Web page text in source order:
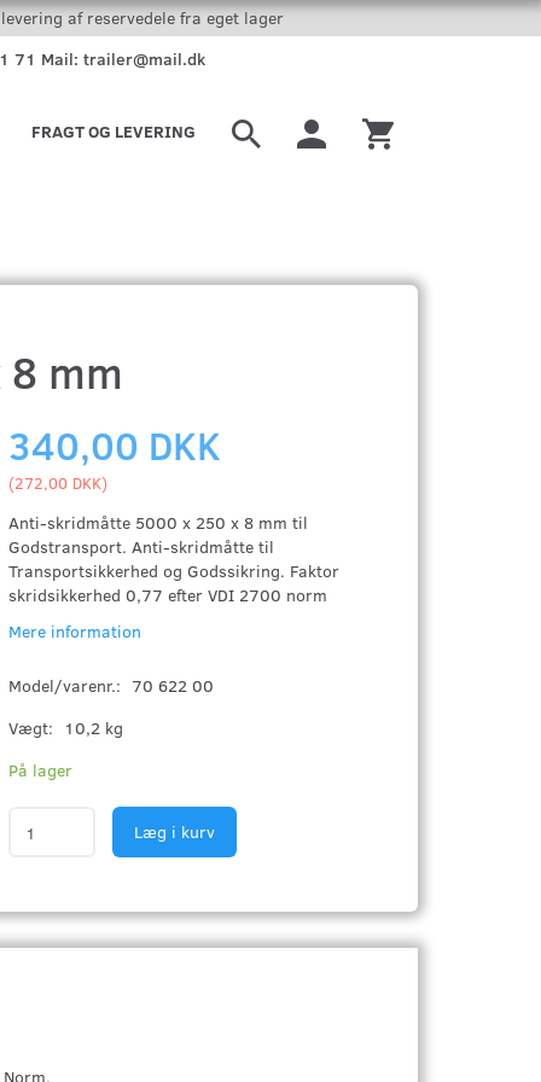
af reservedele fra eget lager
71 Mail: trailer@mail.dk
FRAGT OG LEVERING
mm
340,00 DKK
(272,00 DKK)
Anti-skridmåtte 5000 x 250 x 8 mm til
Godstransport. Anti-skridmåtte til
Transportsikkerhed og Godssikring. Faktor
skridsikkerhed 0,77 efter VDI 2700 norm
Mere information
Model/varenr.: 70 622 00
Vægt:
10,2 kg
På lager
Læg i kurv